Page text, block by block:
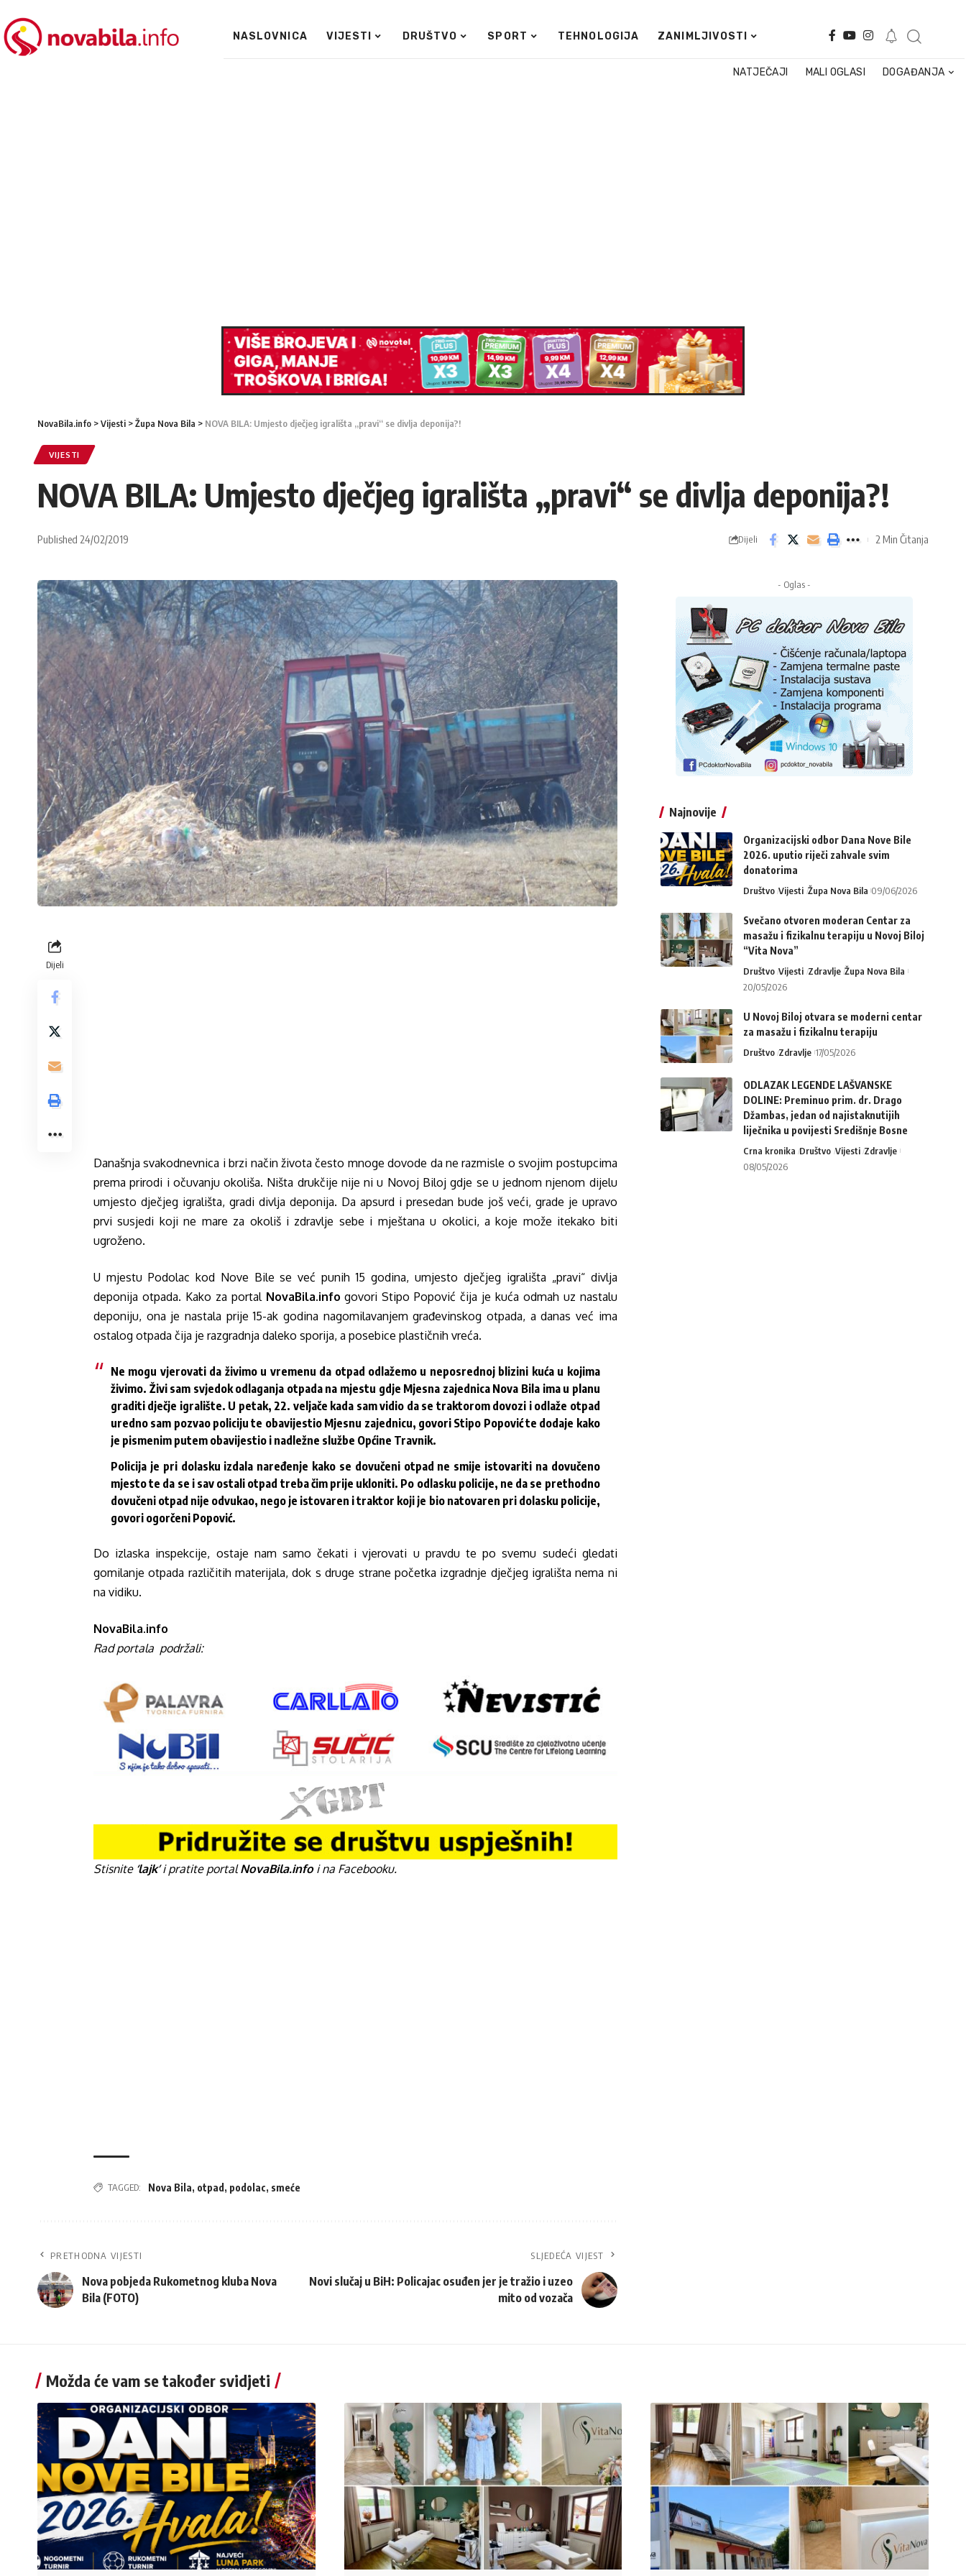
NASLOVNICA VIJESTI DRUŠTVO SPORT TEHNOLOGIJA ZANIMLJIVOSTI
NATJEČAJI MALI OGLASI DOGAĐANJA
NovaBila.info >Vijesti >Župa Nova Bila > NOVA BILA: Umjesto dječjeg igrališta „pravi“ se divlja deponija?!
VIJESTI
NOVA BILA: Umjesto dječjeg igrališta „pravi“ se divlja deponija?!
Published 24/02/2019 Dijeli 2 Min Čitanja
Dijeli
Današnja svakodnevnica i brzi način života često mnoge dovode da ne razmisle o svojim postupcima
prema prirodi i očuvanju okoliša. Ništa drukčije nije ni u Novoj Biloj gdje se u jednom njenom dijelu
umjesto dječjeg igrališta, gradi divlja deponija. Da apsurd i presedan bude još veći, grade je upravo
prvi susjedi koji ne mare za okoliš i zdravlje sebe i mještana u okolici, a koje može itekako biti
ugroženo.
U mjestu Podolac kod Nove Bile se već punih 15 godina, umjesto dječjeg igrališta „pravi“ divlja
deponija otpada. Kako za portal NovaBila.info govori Stipo Popović čija je kuća odmah uz nastalu
deponiju, ona je nastala prije 15-ak godina nagomilavanjem građevinskog otpada, a danas već ima
ostalog otpada čija je razgradnja daleko sporija, a posebice plastičnih vreća.
Ne mogu vjerovati da živimo u vremenu da otpad odlažemo u neposrednoj blizini kuća u kojima
živimo. Živi sam svjedok odlaganja otpada na mjestu gdje Mjesna zajednica Nova Bila ima u planu
graditi dječje igralište. U petak, 22. veljače kada sam vidio da se traktorom dovozi i odlaže otpad
uredno sam pozvao policiju te obavijestio Mjesnu zajednicu, govori Stipo Popović te dodaje kako
je pismenim putem obavijestio i nadležne službe Općine Travnik.
Policija je pri dolasku izdala naređenje kako se dovučeni otpad ne smije istovariti na dovučeno
mjesto te da se i sav ostali otpad treba čim prije ukloniti. Po odlasku policije, ne da se prethodno
dovučeni otpad nije odvukao, nego je istovaren i traktor koji je bio natovaren pri dolasku policije,
govori ogorčeni Popović.
Do izlaska inspekcije, ostaje nam samo čekati i vjerovati u pravdu te po svemu sudeći gledati
gomilanje otpada različitih materijala, dok s druge strane početka izgradnje dječjeg igrališta nema ni
na vidiku.
NovaBila.info
Rad portala podržali:
Stisnite ‘lajk’i pratite portalNovaBila.infoi na Facebooku.
TAGGED: Nova Bila, otpad , podolac, smeće
PRETHODNA VIJESTI
Nova pobjeda Rukometnog kluba Nova
Bila (FOTO)
SLJEDEĆA VIJEST
Novi slučaj u BiH: Policajac osuđen jer je tražio i uzeo
mito od vozača
- Oglas -
Najnovije
Organizacijski odbor Dana Nove Bile
2026. uputio riječi zahvale svim
donatorima
Društvo Vijesti Župa Nova Bila 09/06/2026
Svečano otvoren moderan Centar za
masažu i fizikalnu terapiju u Novoj Biloj
“Vita Nova”
Društvo Vijesti Zdravlje Župa Nova Bila
20/05/2026
U Novoj Biloj otvara se moderni centar
za masažu i fizikalnu terapiju
Društvo Zdravlje 17/05/2026
ODLAZAK LEGENDE LAŠVANSKE
DOLINE: Preminuo prim. dr. Drago
Džambas, jedan od najistaknutijih
liječnika u povijesti Središnje Bosne
Crna kronika Društvo Vijesti Zdravlje
08/05/2026
Možda će vam se također svidjeti